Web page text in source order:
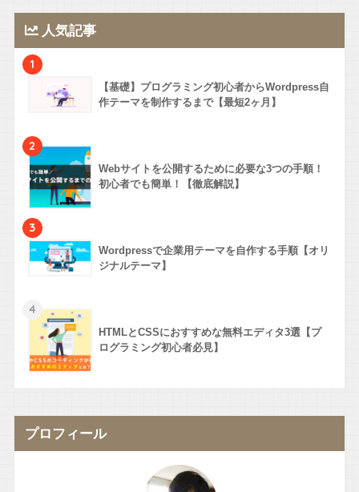
人気記事
1
【基礎】プログラミング初心者からWordpress自
作テーマを制作するまで【最短2ヶ月】
2
Webサイトを公開するために必要な3つの手順！
初心者でも簡単！【徹底解説】
3
Wordpressで企業用テーマを自作する手順【オリ
ジナルテーマ】
4
HTMLとCSSにおすすめな無料エディタ3選【プ
ログラミング初心者必見】
プロフィール